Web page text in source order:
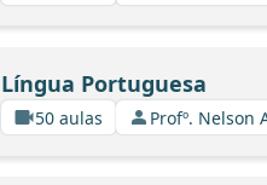
Língua Portuguesa
50 aulas Profº. Nelson